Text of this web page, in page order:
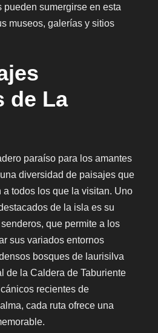
pueden sumergirse en esta
museos, galerías y sitios
de La
paraíso para los amantes
diversidad de paisajes que
todos los que la visitan. Uno
de la isla es su
que permite a los
sus variados entornos
bosques de laurisilva
de la Caldera de Taburiente
recientes de
cada ruta ofrece una